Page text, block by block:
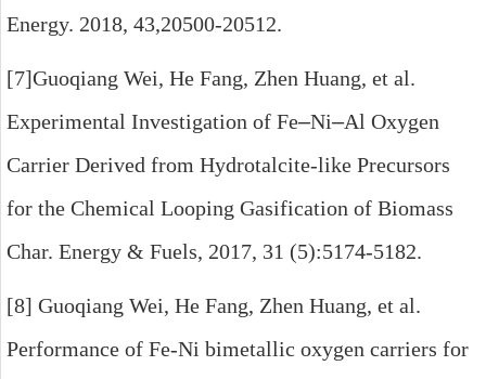
Energy. 2018, 43,20500-20512.
[7]Guoqiang Wei, He Fang, Zhen Huang, et al.
Experimental Investigation of Fe–Ni–Al Oxygen
Carrier Derived from Hydrotalcite-like Precursors
for the Chemical Looping Gasification of Biomass
Char. Energy & Fuels, 2017, 31 (5):5174-5182.
[8] Guoqiang Wei, He Fang, Zhen Huang, et al.
Performance of Fe-Ni bimetallic oxygen carriers for